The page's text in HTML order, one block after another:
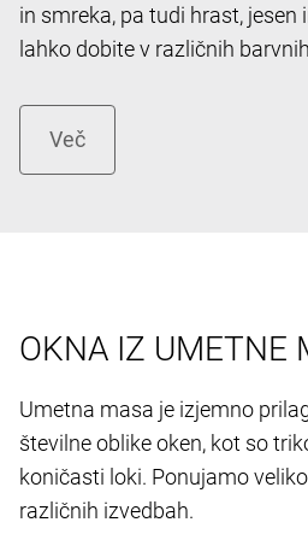
in smreka, pa tudi hrast, jesen
lahko dobite v različnih
OKNA IZ UMETNE
Umetna masa je izjemno
številne oblike oken, kot so
koničasti loki. Ponujamo
različnih izvedbah.